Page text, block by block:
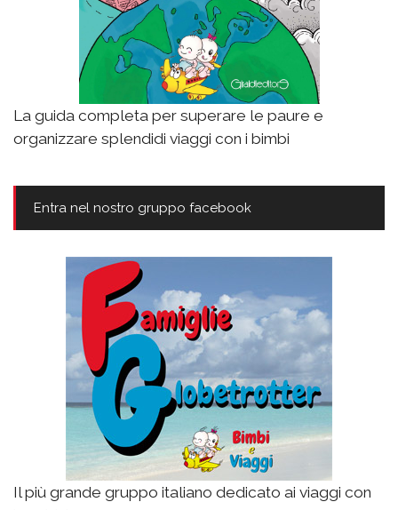
La guida completa per superare le paure e
organizzare splendidi viaggi con i bimbi
Entra nel nostro gruppo facebook
Il più grande gruppo italiano dedicato ai viaggi con